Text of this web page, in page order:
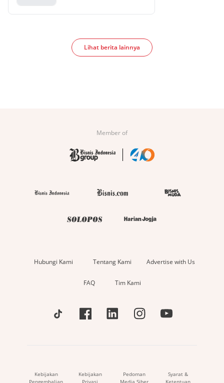
Lihat berita lainnya
Member of
Hubungi Kami Tentang Kami Advertise with Us
FAQ Tim Kami
Kebijakan
Pengembalian
Kebijakan
Privasi
Pedoman
Media Siber
Syarat &
Ketentuan